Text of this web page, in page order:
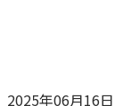
2025年06月16日